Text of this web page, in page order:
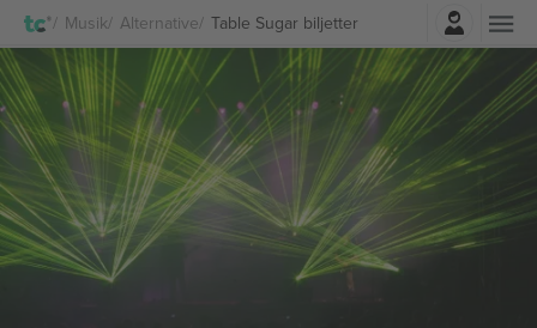
Musik Alternative Table Sugar biljetter
Logga in